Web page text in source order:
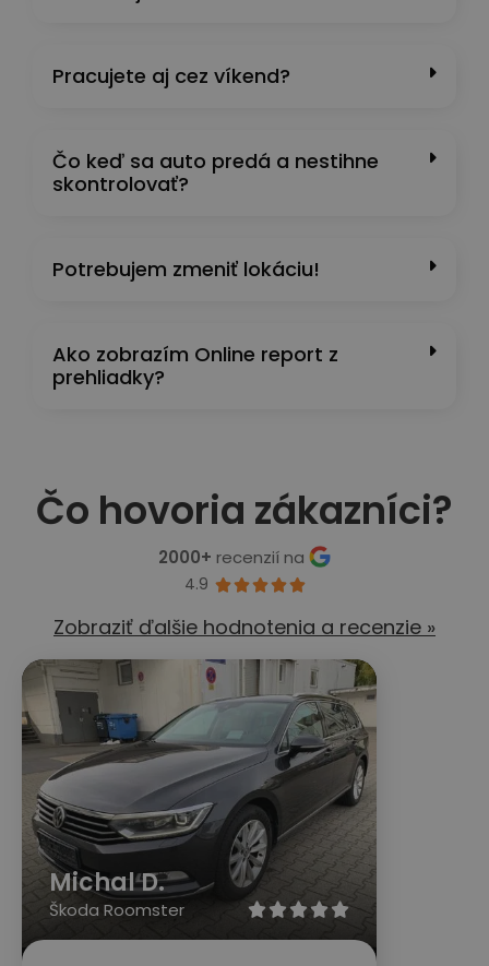
Pracujete aj cez víkend?
Čo keď sa auto predá a nestihne
skontrolovať?
Potrebujem zmeniť lokáciu!
Ako zobrazím Online report z
prehliadky?
Čo hovoria zákazníci?
2000+ recenzií na
4.9 
Zobraziť ďalšie hodnotenia a recenzie »

Michal D.
Škoda Roomster